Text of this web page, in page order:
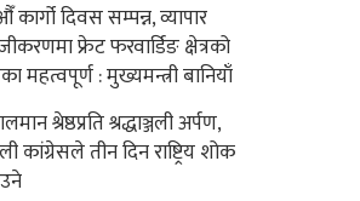
दिवस सम्पन्न, व्यापार
फ्रेट फरवार्डिङ क्षेत्रको
महत्वपूर्ण : मुख्यमन्त्री बानियाँ
श्रेष्ठप्रति श्रद्धाञ्जली अर्पण,
कांग्रेसले तीन दिन राष्ट्रिय शोक